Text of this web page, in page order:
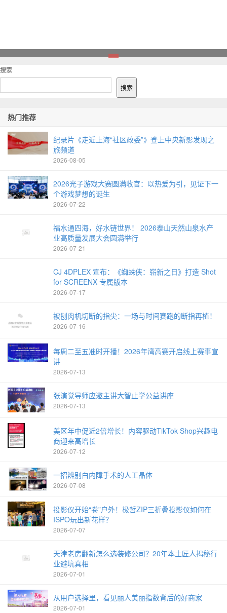
搜索
搜索
热门推荐
纪录片《走近上海“社区政委”》登上中央新影发现之
旅频道
2026-08-05
2026光子游戏大赛圆满收官：以热爱为引，见证下一
个游戏梦想的诞生
2026-07-22
福水通四海，好水链世界！ 2026泰山天然山泉水产
业高质量发展大会圆满举行
2026-07-21
CJ 4DPLEX 宣布：《蜘蛛侠：崭新之日》打造 Shot
for SCREENX 专属版本
2026-07-17
被刨肉机切断的指尖：一场与时间赛跑的断指再植！
2026-07-16
每周二至五准时开播！2026年湾高赛开启线上赛事宣
讲
2026-07-13
张演觉导师应邀主讲大智止学公益讲座
2026-07-13
美区年中促近2倍增长！内容驱动TikTok Shop兴趣电
商迎来高增长
2026-07-12
一招辨别白内障手术的人工晶体
2026-07-08
投影仪开始“卷”户外！极哲ZIP三折叠投影仪如何在
ISPO玩出新花样？
2026-07-07
天津老房翻新怎么选装修公司？20年本土匠人揭秘行
业避坑真相
2026-07-01
从用户选择里，看见丽人美丽指数背后的好商家
2026-07-01